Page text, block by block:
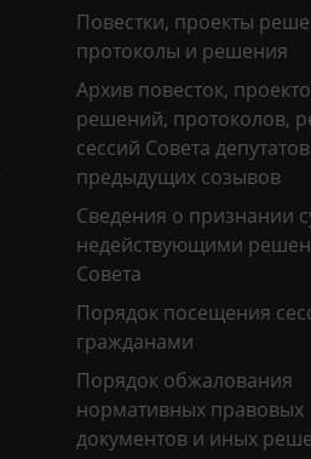
Повестки, проекты
протоколы и решения
Архив повесток,
решений, протоколов,
сессий Совета депутатов
предыдущих созывов
Сведения о признании
недействующими
Совета
Порядок посещения
гражданами
Порядок обжалования
нормативных правовых
документов и иных